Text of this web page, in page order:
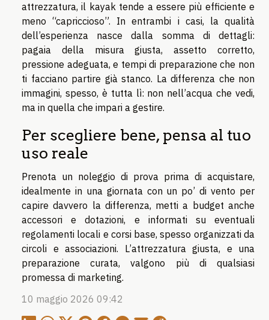
attrezzatura, il kayak tende a essere più efficiente e
meno “capriccioso”. In entrambi i casi, la qualità
dell’esperienza nasce dalla somma di dettagli:
pagaia della misura giusta, assetto corretto,
pressione adeguata, e tempi di preparazione che non
ti facciano partire già stanco. La differenza che non
immagini, spesso, è tutta lì: non nell’acqua che vedi,
ma in quella che impari a gestire.
Per scegliere bene, pensa al tuo
uso reale
Prenota un noleggio di prova prima di acquistare,
idealmente in una giornata con un po’ di vento per
capire davvero la differenza, metti a budget anche
accessori e dotazioni, e informati su eventuali
regolamenti locali e corsi base, spesso organizzati da
circoli e associazioni. L’attrezzatura giusta, e una
preparazione curata, valgono più di qualsiasi
promessa di marketing.
10 maggio 2026 09:42